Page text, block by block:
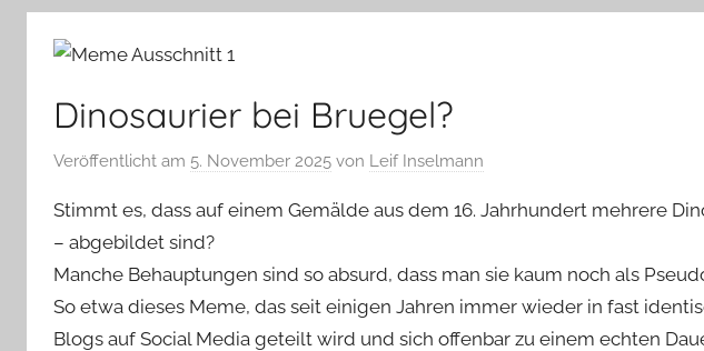
Kulturgeschichte
Dinosaurier bei Bruegel?
Veröffentlicht am 5. November 2025 von Leif Inselmann
Stimmt es, dass auf einem Gemälde aus dem 16. Jahrhundert mehrere
– abgebildet sind?
Manche Behauptungen sind so absurd, dass man sie kaum noch als
So etwa dieses Meme, das seit einigen Jahren immer wieder in fast
Blogs auf Social Media geteilt wird und sich offenbar zu einem echten